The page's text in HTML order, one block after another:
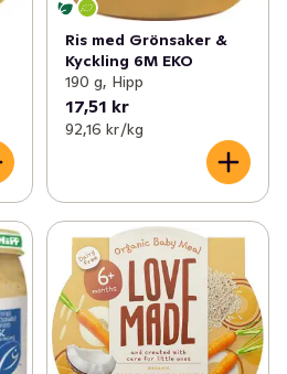
Ris med Grönsaker &
Kyckling 6M EKO
190 g, Hipp
17,51 kr
92,16 kr /kg